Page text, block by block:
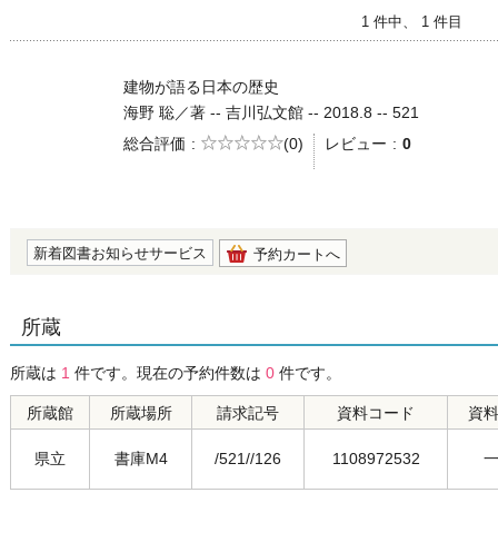
1 件中、 1 件目
建物が語る日本の歴史
海野 聡／著 -- 吉川弘文館 -- 2018.8 -- 521
総合評価
5段階評価
(0) レビュー 0
新着図書お知らせサービス 予約カートへ
所蔵
所蔵は 1 件です。現在の予約件数は 0 件です。
所蔵館 所蔵場所 請求記号 資料コード 資
県立 書庫M4 /521//126 1108972532